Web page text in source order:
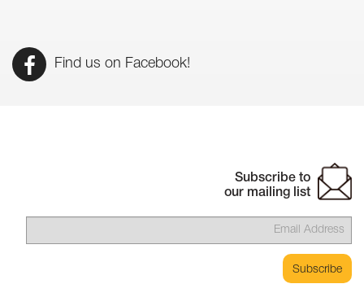
Find us on Facebook!
Subscribe to
our mailing list